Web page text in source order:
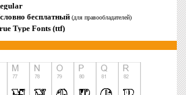
бесплатный (для правообладателей)
Type Fonts (ttf)